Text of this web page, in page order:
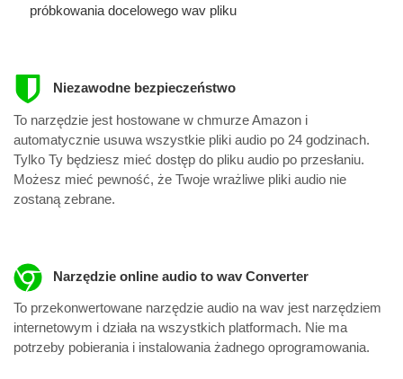
próbkowania docelowego wav pliku
Niezawodne bezpieczeństwo
To narzędzie jest hostowane w chmurze Amazon i
automatycznie usuwa wszystkie pliki audio po 24 godzinach.
Tylko Ty będziesz mieć dostęp do pliku audio po przesłaniu.
Możesz mieć pewność, że Twoje wrażliwe pliki audio nie
zostaną zebrane.
Narzędzie online audio to wav Converter
To przekonwertowane narzędzie audio na wav jest narzędziem
internetowym i działa na wszystkich platformach. Nie ma
potrzeby pobierania i instalowania żadnego oprogramowania.